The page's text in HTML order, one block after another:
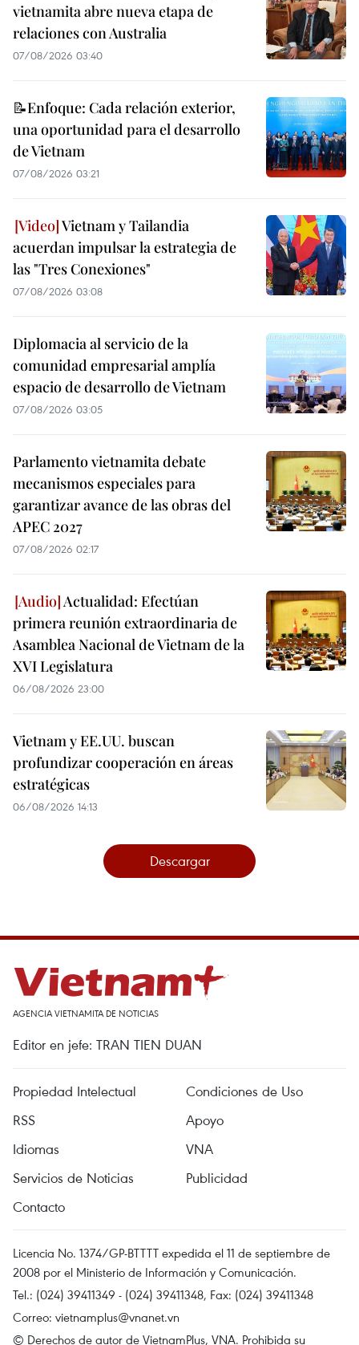
vietnamita abre nueva etapa de
relaciones con Australia
07/08/2026 03:40
📝Enfoque: Cada relación exterior,
una oportunidad para el desarrollo
de Vietnam
07/08/2026 03:21
Vietnam y Tailandia
acuerdan impulsar la estrategia de
las "Tres Conexiones"
07/08/2026 03:08
Diplomacia al servicio de la
comunidad empresarial amplía
espacio de desarrollo de Vietnam
07/08/2026 03:05
Parlamento vietnamita debate
mecanismos especiales para
garantizar avance de las obras del
APEC 2027
07/08/2026 02:17
Actualidad: Efectúan
primera reunión extraordinaria de
Asamblea Nacional de Vietnam de la
XVI Legislatura
06/08/2026 23:00
Vietnam y EE.UU. buscan
profundizar cooperación en áreas
estratégicas
06/08/2026 14:13
Descargar
AGENCIA VIETNAMITA DE NOTICIAS
Editor en jefe: TRAN TIEN DUAN
Propiedad Intelectual
Condiciones de Uso
RSS
Apoyo
Idiomas
VNA
Servicios de Noticias
Publicidad
Contacto
Licencia No. 1374/GP-BTTTT expedida el 11 de septiembre de
2008 por el Ministerio de Información y Comunicación.
Tel.: (024) 39411349 - (024) 39411348, Fax: (024) 39411348
Correo: vietnamplus@vnanet.vn
© Derechos de autor de VietnamPlus, VNA. Prohibida su